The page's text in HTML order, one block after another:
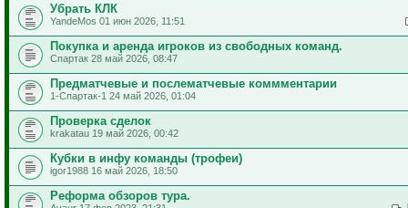
Убрать КЛК
YandeMos 01 июн 2026, 11:51
Покупка и аренда игроков из свободных команд.
Спартак 28 май 2026, 08:47
Предматчевые и послематчевые коммментарии
1-Спартак-1 24 май 2026, 01:04
Проверка сделок
krakatau 19 май 2026, 00:42
Кубки в инфу команды (трофеи)
igor1988 16 май 2026, 18:50
Реформа обзоров тура.